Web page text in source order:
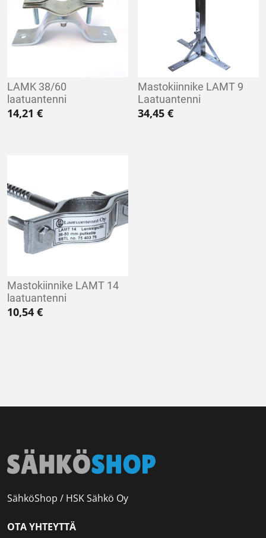
LAMK 38/60
laatuantenni
14,21 €
Mastokiinnike LAMT 9
Laatuantenni
34,45€
Mastokiinnike LAMT 14
laatuantenni
10,54 €
SähköShop / HSK Sähkö Oy
OTA YHTEYTTÄ